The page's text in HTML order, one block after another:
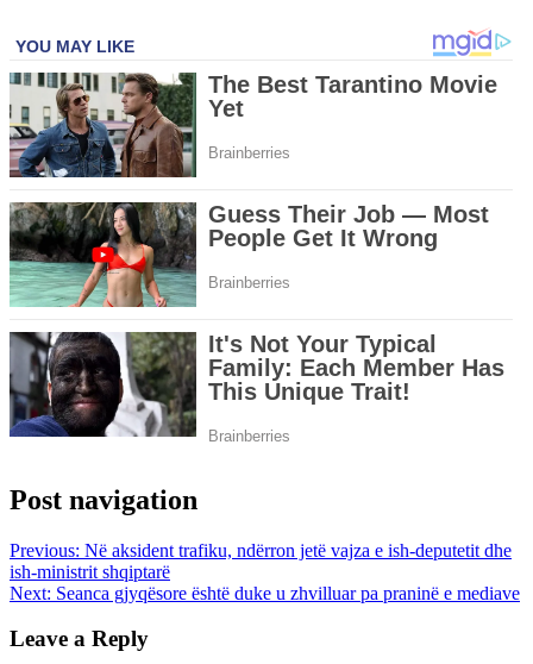
Post navigation
Previous: Në aksident trafiku, ndërron jetë vajza e ish-deputetit dhe
ish-ministrit shqiptarë
Next: Seanca gjyqësore është duke u zhvilluar pa praninë e mediave
Leave a Reply